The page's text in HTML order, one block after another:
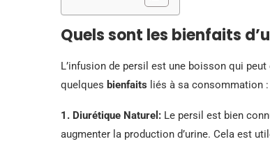
Quels sont les bienfaits
L’infusion de persil est une boisson qui
quelques bienfaits liés à sa consommation :
1. Diurétique Naturel : Le persil est bien
augmenter la production d’urine. Cela est